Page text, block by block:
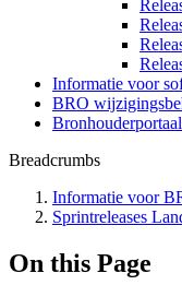
Informatie voor
BRO
Breadcrumbs
Informatie voor
Sprintreleases
On this Page